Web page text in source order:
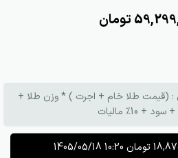
تومان
(قیمت طلا خام + اجرت ) * وزن طلا +
+ 10٪ مالیات
تومان 1405/05/18 10:20